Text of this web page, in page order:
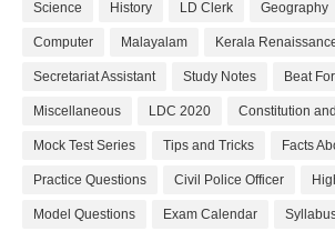
Science History LD Clerk Geography
Computer Malayalam Kerala
Secretariat Assistant Study Notes Beat
Miscellaneous LDC 2020 Constitution
Mock Test Series Tips and Tricks Facts
Practice Questions Civil Police Officer
Model Questions Exam Calendar